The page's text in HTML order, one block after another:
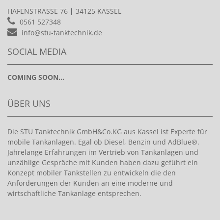
HAFENSTRASSE 76 | 34125 KASSEL
0561 527348
info@stu-tanktechnik.de
SOCIAL MEDIA
COMING SOON...
ÜBER UNS
Die STU Tanktechnik GmbH&Co.KG aus Kassel ist Experte für
mobile Tankanlagen. Egal ob Diesel, Benzin und AdBlue®.
Jahrelange Erfahrungen im Vertrieb von Tankanlagen und
unzählige Gespräche mit Kunden haben dazu geführt ein
Konzept mobiler Tankstellen zu entwickeln die den
Anforderungen der Kunden an eine moderne und
wirtschaftliche Tankanlage entsprechen.